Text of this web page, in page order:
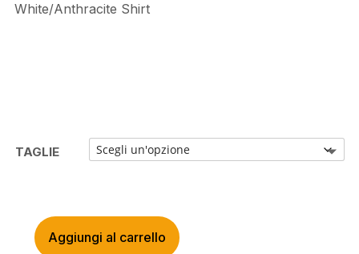
White/Anthracite Shirt
TAGLIE
UYN
Aggiungi al carrello